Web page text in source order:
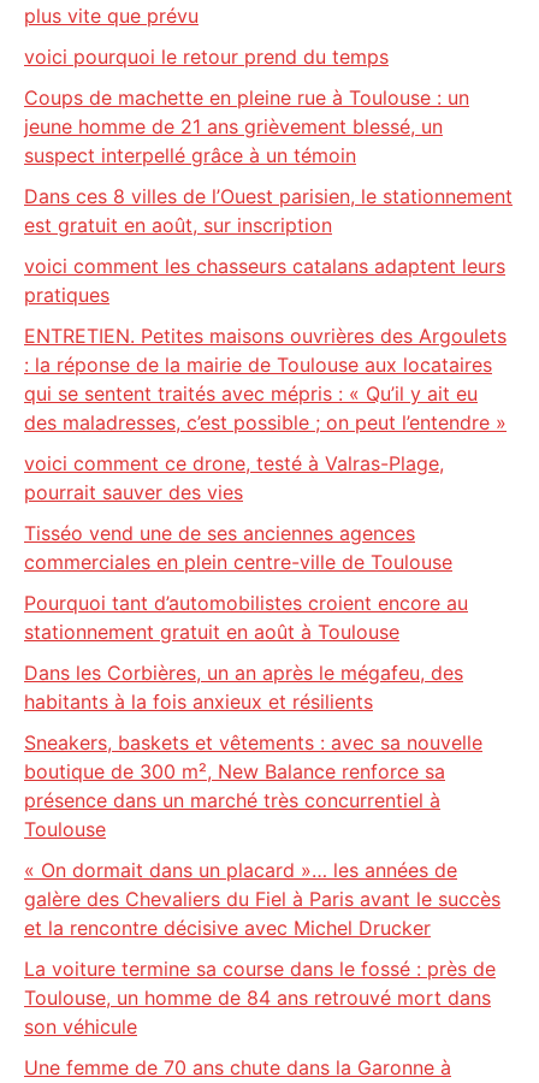
plus vite que prévu
voici pourquoi le retour prend du temps
Coups de machette en pleine rue à Toulouse : un
jeune homme de 21 ans grièvement blessé, un
suspect interpellé grâce à un témoin
Dans ces 8 villes de l’Ouest parisien, le stationnement
est gratuit en août, sur inscription
voici comment les chasseurs catalans adaptent leurs
pratiques
ENTRETIEN. Petites maisons ouvrières des Argoulets
: la réponse de la mairie de Toulouse aux locataires
qui se sentent traités avec mépris : « Qu’il y ait eu
des maladresses, c’est possible ; on peut l’entendre »
voici comment ce drone, testé à Valras-Plage,
pourrait sauver des vies
Tisséo vend une de ses anciennes agences
commerciales en plein centre-ville de Toulouse
Pourquoi tant d’automobilistes croient encore au
stationnement gratuit en août à Toulouse
Dans les Corbières, un an après le mégafeu, des
habitants à la fois anxieux et résilients
Sneakers, baskets et vêtements : avec sa nouvelle
boutique de 300 m², New Balance renforce sa
présence dans un marché très concurrentiel à
Toulouse
« On dormait dans un placard »… les années de
galère des Chevaliers du Fiel à Paris avant le succès
et la rencontre décisive avec Michel Drucker
La voiture termine sa course dans le fossé : près de
Toulouse, un homme de 84 ans retrouvé mort dans
son véhicule
Une femme de 70 ans chute dans la Garonne à